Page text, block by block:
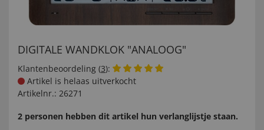
DIGITALE WANDKLOK "ANALOOG"
Klantenbeoordeling (3):
Artikel is helaas uitverkocht
Artikelnr.: 26271
2 personen hebben dit artikel hun verlanglijstje staan.